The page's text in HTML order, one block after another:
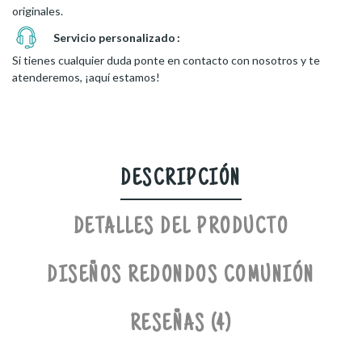
originales.
Servicio personalizado
Si tienes cualquier duda ponte en contacto con nosotros y te
atenderemos, ¡aquí estamos!
DESCRIPCIÓN
DETALLES DEL PRODUCTO
DISEÑOS REDONDOS COMUNIÓN
RESEÑAS (4)